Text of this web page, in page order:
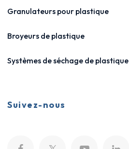
Granulateurs pour plastique
Broyeurs de plastique
Systèmes de séchage de plastique
Suivez-nous